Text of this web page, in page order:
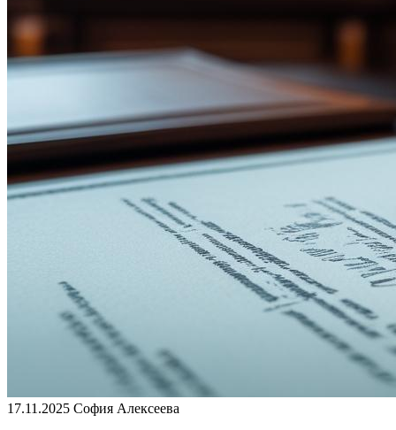
17.11.2025 София Алексеева